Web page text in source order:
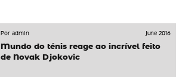
Por admin
June 2016
Mundo do ténis reage ao incrível feito
de Novak Djokovic